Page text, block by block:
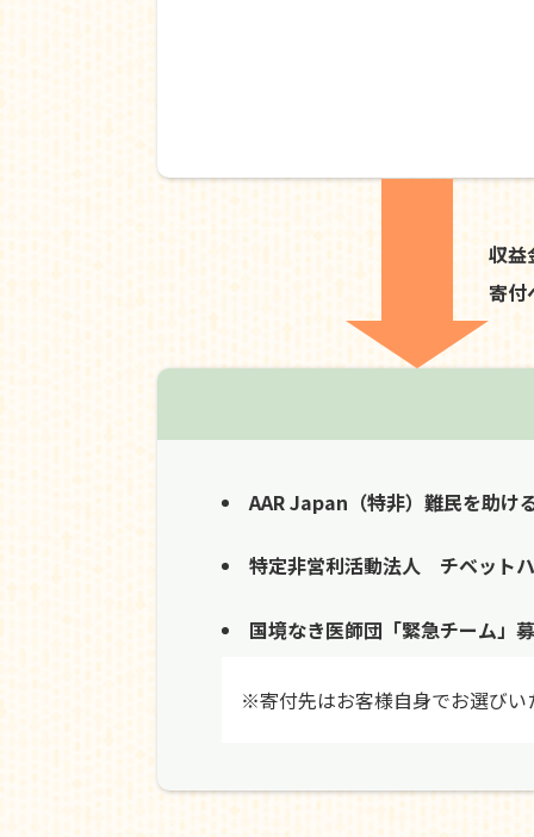
収益
寄付
AAR Japan（特非）難民を助け
特定非営利活動法人 チベット
国境なき医師団「緊急チーム」
※寄付先はお客様自身でお選びい